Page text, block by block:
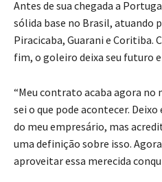
Antes de sua chegada a
sólida base no Brasil, atuando
Piracicaba, Guarani e Coritiba.
fim, o goleiro deixa seu futuro
“Meu contrato acaba agora no
sei o que pode acontecer.
do meu empresário, mas
uma definição sobre isso.
aproveitar essa merecida